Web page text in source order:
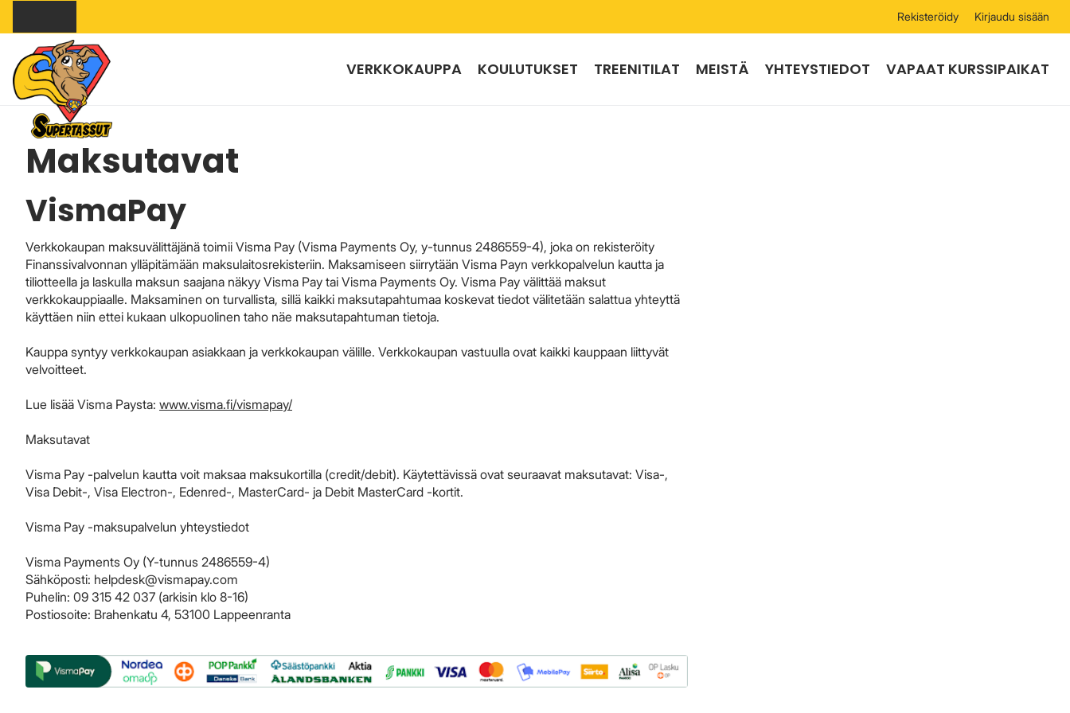
Rekisteröidy Kirjaudu sisään
VERKKOKAUPPA KOULUTUKSET TREENITILAT MEISTÄ YHTEYSTIEDOT VAPAAT KURSSIPAIKAT
Maksutavat
VismaPay
Verkkokaupan maksuvälittäjänä toimii Visma Pay (Visma Payments Oy, y-tunnus 2486559-4), joka on rekisteröity
Finanssivalvonnan ylläpitämään maksulaitosrekisteriin. Maksamiseen siirrytään Visma Payn verkkopalvelun kautta ja
tiliotteella ja laskulla maksun saajana näkyy Visma Pay tai Visma Payments Oy. Visma Pay välittää maksut
verkkokauppiaalle. Maksaminen on turvallista, sillä kaikki maksutapahtumaa koskevat tiedot välitetään salattua yhteyttä
käyttäen niin ettei kukaan ulkopuolinen taho näe maksutapahtuman tietoja.
Kauppa syntyy verkkokaupan asiakkaan ja verkkokaupan välille. Verkkokaupan vastuulla ovat kaikki kauppaan liittyvät
velvoitteet.
Lue lisää Visma Paysta: www.visma.fi/vismapay/
Maksutavat
Visma Pay -palvelun kautta voit maksaa maksukortilla (credit/debit). Käytettävissä ovat seuraavat maksutavat: Visa-,
Visa Debit-, Visa Electron-, Edenred-, MasterCard- ja Debit MasterCard -kortit.
Visma Pay -maksupalvelun yhteystiedot
Visma Payments Oy (Y-tunnus 2486559-4)
Sähköposti: helpdesk@vismapay.com
Puhelin: 09 315 42 037 (arkisin klo 8-16)
Postiosoite: Brahenkatu 4, 53100 Lappeenranta